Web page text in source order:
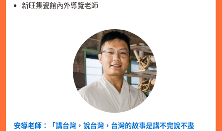
新旺集瓷館內外導覽老師
安導老師：「講台灣，說台灣，台灣的故事是講不完說不盡